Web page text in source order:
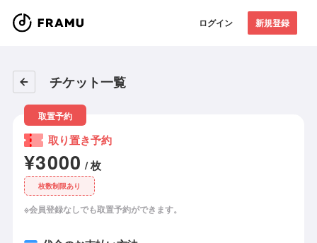
ログイン 新規登録
チケット一覧
取置予約
取り置き予約
¥3000 / 枚
枚数制限あり
※会員登録なしでも取置予約ができます。